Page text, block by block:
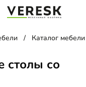
Каталог мебели
столы со